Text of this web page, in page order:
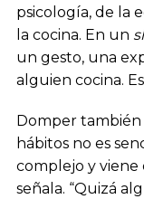
psicología, de la
la cocina. En un
un gesto, una
alguien cocina.
Domper
hábitos no es
complejo y viene
señala. “Quizá